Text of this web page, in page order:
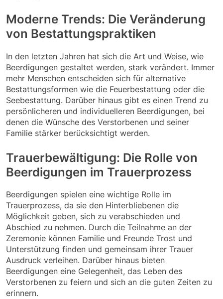
Moderne Trends: Die Veränderung
von Bestattungspraktiken
In den letzten Jahren hat sich die Art und Weise, wie
Beerdigungen gestaltet werden, stark verändert. Immer
mehr Menschen entscheiden sich für alternative
Bestattungsformen wie die Feuerbestattung oder die
Seebestattung. Darüber hinaus gibt es einen Trend zu
persönlicheren und individuelleren Beerdigungen, bei
denen die Wünsche des Verstorbenen und seiner
Familie stärker berücksichtigt werden.
Trauerbewältigung: Die Rolle von
Beerdigungen im Trauerprozess
Beerdigungen spielen eine wichtige Rolle im
Trauerprozess, da sie den Hinterbliebenen die
Möglichkeit geben, sich zu verabschieden und
Abschied zu nehmen. Durch die Teilnahme an der
Zeremonie können Familie und Freunde Trost und
Unterstützung finden und gemeinsam ihrer Trauer
Ausdruck verleihen. Darüber hinaus bieten
Beerdigungen eine Gelegenheit, das Leben des
Verstorbenen zu feiern und sich an die guten Zeiten zu
erinnern.